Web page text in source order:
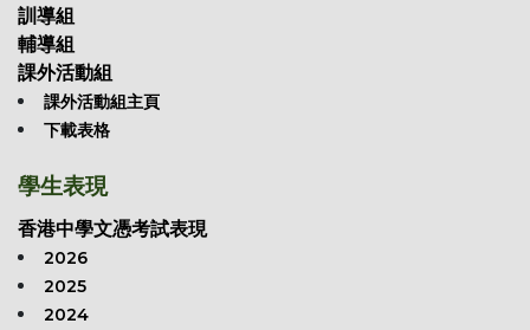
訓導組
輔導組
課外活動組
課外活動組主頁
下載表格
學生表現
香港中學文憑考試表現
2026
2025
2024